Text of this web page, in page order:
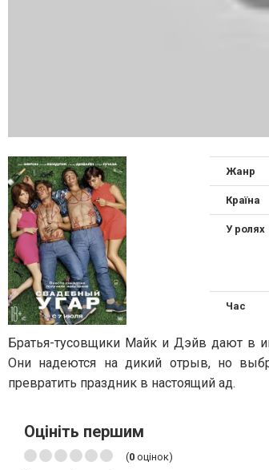
Жанр
Країна
У ролях
Час
Братья-тусовщики Майк и Дэйв дают в
Они надеются на дикий отрыв, но
превратить праздник в настоящий ад.
Оцініть першим
(0 оцінок)